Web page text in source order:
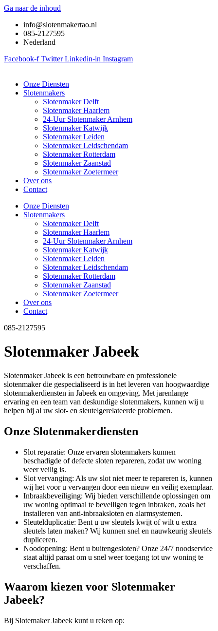
Ga naar de inhoud
info@slotenmakertao.nl
085-2127595
Nederland
Facebook-f Twitter Linkedin-in Instagram
Onze Diensten
Slotenmakers
Slotenmaker Delft
Slotenmaker Haarlem
24-Uur Slotenmaker Arnhem
Slotenmaker Katwijk
Slotenmaker Leiden
Slotenmaker Leidschendam
Slotenmaker Rotterdam
Slotenmaker Zaanstad
Slotenmaker Zoetermeer
Over ons
Contact
Onze Diensten
Slotenmakers
Slotenmaker Delft
Slotenmaker Haarlem
24-Uur Slotenmaker Arnhem
Slotenmaker Katwijk
Slotenmaker Leiden
Slotenmaker Leidschendam
Slotenmaker Rotterdam
Slotenmaker Zaanstad
Slotenmaker Zoetermeer
Over ons
Contact
085-2127595
Slotenmaker Jabeek
Slotenmaker Jabeek is een betrouwbare en professionele
slotenmaker die gespecialiseerd is in het leveren van hoogwaardige
slotenmakerdiensten in Jabeek en omgeving. Met jarenlange
ervaring en een team van deskundige slotenmakers, kunnen wij u
helpen bij al uw slot- en sleutelgerelateerde problemen.
Onze Slotenmakerdiensten
Slot reparatie: Onze ervaren slotenmakers kunnen
beschadigde of defecte sloten repareren, zodat uw woning
weer veilig is.
Slot vervanging: Als uw slot niet meer te repareren is, kunnen
wij het voor u vervangen door een nieuw en veilig exemplaar.
Inbraakbeveiliging: Wij bieden verschillende oplossingen om
uw woning optimaal te beveiligen tegen inbraken, zoals het
installeren van anti-inbraaksloten en alarmsystemen.
Sleutelduplicatie: Bent u uw sleutels kwijt of wilt u extra
sleutels laten maken? Wij kunnen snel en nauwkeurig sleutels
dupliceren.
Noodopening: Bent u buitengesloten? Onze 24/7 noodservice
staat altijd paraat om u snel weer toegang tot uw woning te
verschaffen.
Waarom kiezen voor Slotenmaker
Jabeek?
Bij Slotemaker Jabeek kunt u reken op: